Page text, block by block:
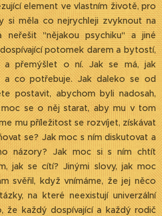
element ve vlastním životě, pro
si měla co nejrychleji zvyknout na
neřešit "nějakou psychiku" a jiné
potomek darem a bytostí,
a přemýšlet o ní. Jak se má, jak
a co potřebuje. Jak daleko se od
postavit, abychom byli nadosah,
se o něj starat, aby mu v tom
mu příležitost se rozvíjet, získávat
se? Jak moc s ním diskutovat a
názory? Jak moc si s ním chtít
jak se cítí? Jinými slovy, jak moc
svěřil, když vnímáme, že jej něco
na které neexistují univerzální
že každý dospívající a každý rodič